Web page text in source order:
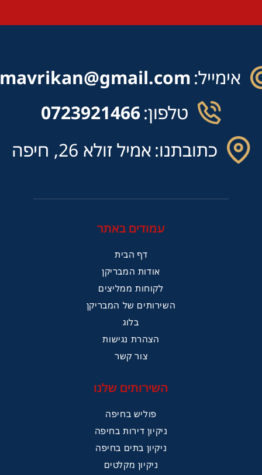
אימייל:
טלפון:0723921466
כתובתנו:אמיל זולא 26, חיפה
עמודים באתר
דף הבית
אודות המבריקן
לקוחות ממליצים
השירותים של המבריקן
בלוג
הצהרת נגישות
צור קשר
השירותים שלנו
פוליש בחיפה
ניקיון דירות בחיפה
ניקיון בתים בחיפה
ניקיון מקלטים